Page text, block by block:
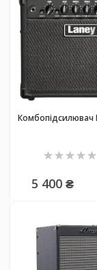
Комбопідсилювач
5 400 ₴